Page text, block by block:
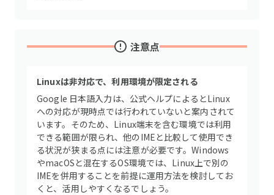
注意点
Linuxは非対応で、利用環境が限定される
Google 日本語入力は、公式ヘルプによるとLinux
への対応が現時点では行われていないと案内されて
います。そのため、Linux端末を含む環境では利用
できる範囲が限られ、他のIMEと比較して使用でき
る状況が狭まる点には注意が必要です。Windows
やmacOSと混在するOS環境では、Linux上で別の
IMEを併用することを前提に運用方法を検討してお
くと、活用しやすくなるでしょう。